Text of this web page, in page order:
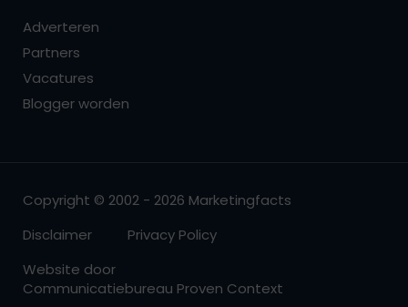
Adverteren
Partners
Vacatures
Blogger worden
Copyright © 2002 - 2026 Marketingfacts
Disclaimer
Privacy Policy
Website door
Communicatiebureau Proven Context